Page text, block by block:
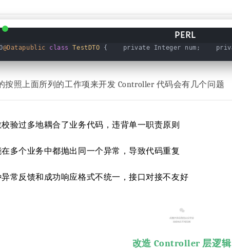
@Datapublic class TestDTO {    private Integer num;
按照上面所列的工作项来开发 Controller 代码会有几个问题
验过多地耦合了业务代码，违背单一职责原则
多个业务中都抛出同一个异常，导致代码重复
常反馈和成功响应格式不统一，接口对接不友好
改造 Controller 层逻辑